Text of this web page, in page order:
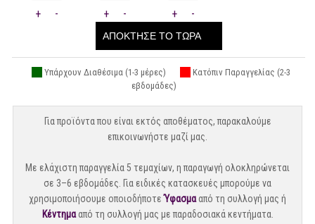
+ - + - + -
ΑΠΟΚΤΗΣΕ ΤΟ ΤΩΡΑ
Υπάρχουν Διαθέσιμα (1-3 μέρες)
Κατόπιν Παραγγελίας (2-3
εβδομάδες)
Για προϊόντα που είναι εκτός αποθέματος, παρακαλούμε
επικοινωνήστε μαζί μας.
Με ελάχιστη παραγγελία 5 τεμαχίων, η παραγωγή ολοκληρώνεται
σε 3–6 εβδομάδες. Για ειδικές κατασκευές μπορούμε να
χρησιμοποιήσουμε οποιοδήποτεΎφασμααπό τη συλλογή μας ή
Κέντημα από τη συλλογή μας με παραδοσιακά κεντήματα.